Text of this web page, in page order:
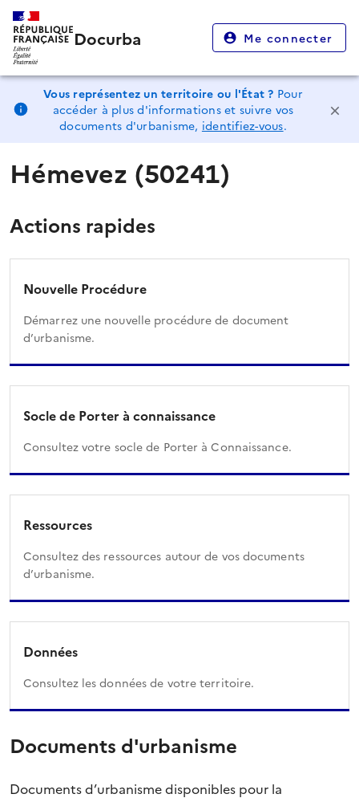
Docurba Me connecter
Vous représentez un territoire ou l'État ? Pour
accéder à plus d'informations et suivre vos
documents d'urbanisme, identifiez-vous.
Hémevez (50241)
Actions rapides
Nouvelle Procédure
Démarrez une nouvelle procédure de document
d’urbanisme.
Socle de Porter à connaissance
Consultez votre socle de Porter à Connaissance.
Ressources
Consultez des ressources autour de vos documents
d’urbanisme.
Données
Consultez les données de votre territoire.
Documents d'urbanisme
Documents d’urbanisme disponibles pour la